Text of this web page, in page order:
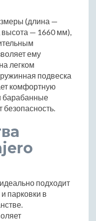
(длина —
— 1660 мм),
ему
легком
подвеска
комфортную
барабанные
безопасность.
подходит
парковки в